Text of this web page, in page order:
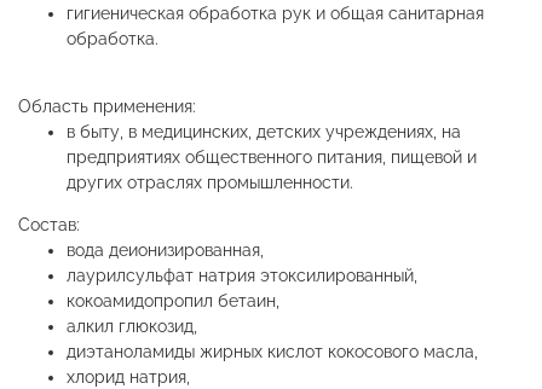
гигиеническая обработка рук и общая санитарная
обработка.
Область применения:
в быту, в медицинских, детских учреждениях, на
предприятиях общественного питания, пищевой и
других отраслях промышленности.
Состав:
вода деионизированная,
лаурилсульфат натрия этоксилированный,
кокоамидопропил бетаин,
алкил глюкозид,
диэтаноламиды жирных кислот кокосового масла,
хлорид натрия,